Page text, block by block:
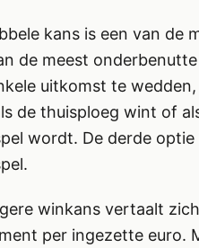
kans is een van
de meest
uitkomst te
de thuisploeg wint of
wordt. De derde
winkans vertaalt
per ingezette euro.